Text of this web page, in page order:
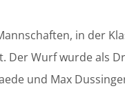
in der
Der Wurf wurde als
und Max